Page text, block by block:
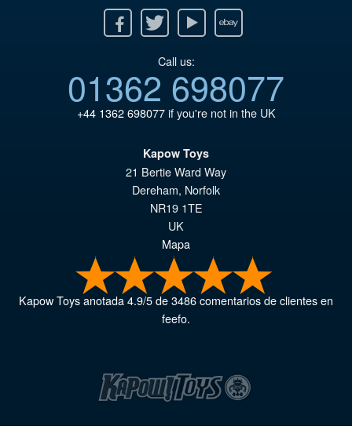
Twitter Youtube Ebay
Call us:
01362 698077
+44 1362 698077if you're not in the UK
Kapow Toys
21 Bertie Ward Way
Dereham, Norfolk
NR19 1TE
UK
Mapa
Kapow Toysanotada4.9/5de3486comentarios de clientes en
feefo.